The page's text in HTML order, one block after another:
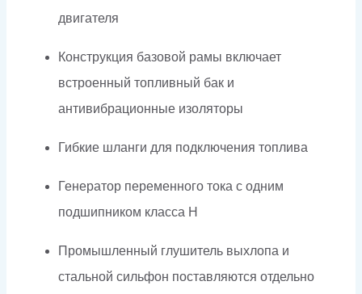
двигателя
Конструкция базовой рамы включает
встроенный топливный бак и
антивибрационные изоляторы
Гибкие шланги для подключения топлива
Генератор переменного тока с одним
подшипником класса H
Промышленный глушитель выхлопа и
стальной сильфон поставляются отдельно